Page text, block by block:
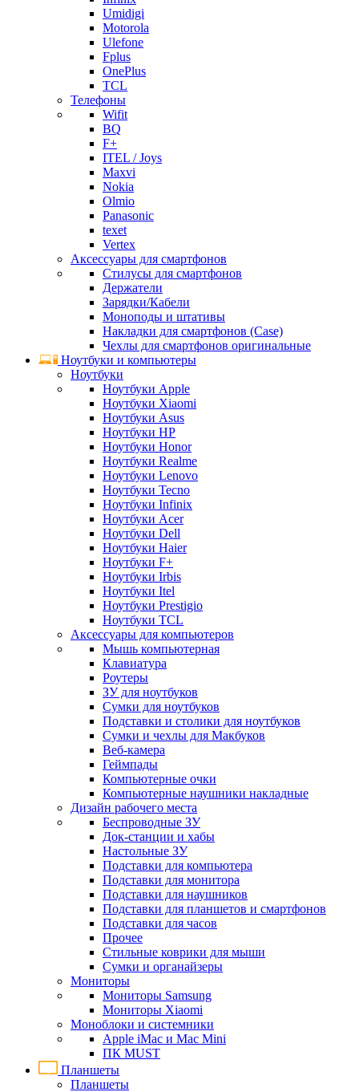
Umidigi
Motorola
Ulefone
Fplus
OnePlus
TCL
Телефоны
Wifit
BQ
F+
ITEL / Joys
Maxvi
Nokia
Olmio
Panasonic
texet
Vertex
Аксессуары для смартфонов
Стилусы для смартфонов
Держатели
Зарядки/Кабели
Моноподы и штативы
Накладки для смартфонов (Case)
Чехлы для смартфонов оригинальные
Ноутбуки и компьютеры
Ноутбуки
Ноутбуки Apple
Ноутбуки Xiaomi
Ноутбуки Asus
Ноутбуки HP
Ноутбуки Honor
Ноутбуки Realme
Ноутбуки Lenovo
Ноутбуки Tecno
Ноутбуки Infinix
Ноутбуки Acer
Ноутбуки Dell
Ноутбуки Haier
Ноутбуки F+
Ноутбуки Irbis
Ноутбуки Itel
Ноутбуки Prestigio
Ноутбуки TCL
Аксессуары для компьютеров
Мышь компьютерная
Клавиатура
Роутеры
ЗУ для ноутбуков
Сумки для ноутбуков
Подставки и столики для ноутбуков
Сумки и чехлы для Макбуков
Веб-камера
Геймпады
Компьютерные очки
Компьютерные наушники накладные
Дизайн рабочего места
Беспроводные ЗУ
Док-станции и хабы
Настольные ЗУ
Подставки для компьютера
Подставки для монитора
Подставки для наушников
Подставки для планшетов и смартфонов
Подставки для часов
Прочее
Стильные коврики для мыши
Сумки и органайзеры
Мониторы
Мониторы Samsung
Мониторы Xiaomi
Моноблоки и системники
Apple iMac и Mac Mini
ПК MUST
Планшеты
Планшеты